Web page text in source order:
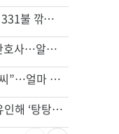
40만명 SSI<생활보조금> 월 331불 깎이나
응급실서 폭력 환자 제압한 간호사…알고 보니
엄마 성폭행한 “사람 좋은 장씨”…얼마 뒤 딸 배도 불러왔다
“내 딸 건드렸지” 성폭행범 유인해 ‘탕탕’…아빠의 복수 결말